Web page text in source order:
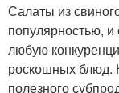
Салаты из
популярностью,
любую
роскошных блюд.
полезного